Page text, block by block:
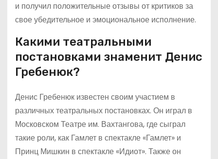
и получил положительные отзывы от критиков за
свое убедительное и эмоциональное исполнение.
Какими театральными
постановками знаменит Денис
Гребенюк?
Денис Гребенюк известен своим участием в
различных театральных постановках. Он играл в
Московском Театре им. Вахтангова, где сыграл
такие роли, как Гамлет в спектакле «Гамлет» и
Принц Мишкин в спектакле «Идиот». Также он